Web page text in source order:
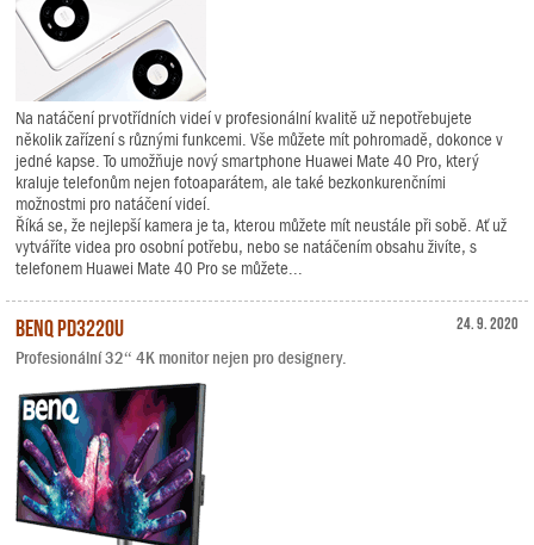
Na natáčení prvotřídních videí v profesionální kvalitě už nepotřebujete
několik zařízení s různými funkcemi. Vše můžete mít pohromadě, dokonce v
jedné kapse. To umožňuje nový smartphone Huawei Mate 40 Pro, který
kraluje telefonům nejen fotoaparátem, ale také bezkonkurenčními
možnostmi pro natáčení videí.
Říká se, že nejlepší kamera je ta, kterou můžete mít neustále při sobě. Ať už
vytváříte videa pro osobní potřebu, nebo se natáčením obsahu živíte, s
telefonem Huawei Mate 40 Pro se můžete...
24. 9. 2020
BenQ PD3220U
Profesionální 32“ 4K monitor nejen pro designery.